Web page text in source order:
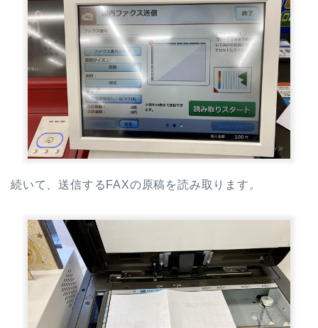
続いて、送信するFAXの原稿を読み取ります。